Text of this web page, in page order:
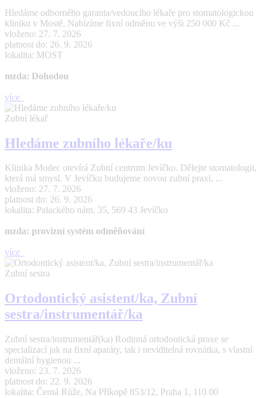
Hledáme odborného garanta/vedoucího lékaře pro stomatologickou
kliniku v Mostě. Nabízíme fixní odměnu ve výši 250 000 Kč ...
vloženo: 27. 7. 2026
platnost do: 26. 9. 2026
lokalita: MOST
mzda: Dohodou
více
Zubní lékař
Hledáme zubního lékaře/ku
Klinika Modec otevírá Zubní centrum Jevíčko. Dělejte stomatologii,
která má smysl. V Jevíčku budujeme novou zubní praxi, ...
vloženo: 27. 7. 2026
platnost do: 26. 9. 2026
lokalita: Palackého nám. 35, 569 43 Jevíčko
mzda: provizní systém odměňování
více
Zubní sestra
Ortodontický asistent/ka, Zubní
sestra/instrumentář/ka
Zubní sestra/instrumentář(ka) Rodinná ortodontická praxe se
specializací jak na fixní aparáty, tak i neviditelná rovnátka, s vlastní
dentální hygienou ...
vloženo: 23. 7. 2026
platnost do: 22. 9. 2026
lokalita: Černá Růže, Na Příkopě 853/12, Praha 1, 110 00